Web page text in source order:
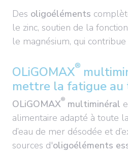
Des oligoéléments
le zinc, soutien de la
le magnésium, qui contribue
OLiGOMAX®
mettre la fatigue au
OLiGOMAX® multiminéral
alimentaire adapté à toute
d’eau de mer désodée et
sources d'oligoéléments